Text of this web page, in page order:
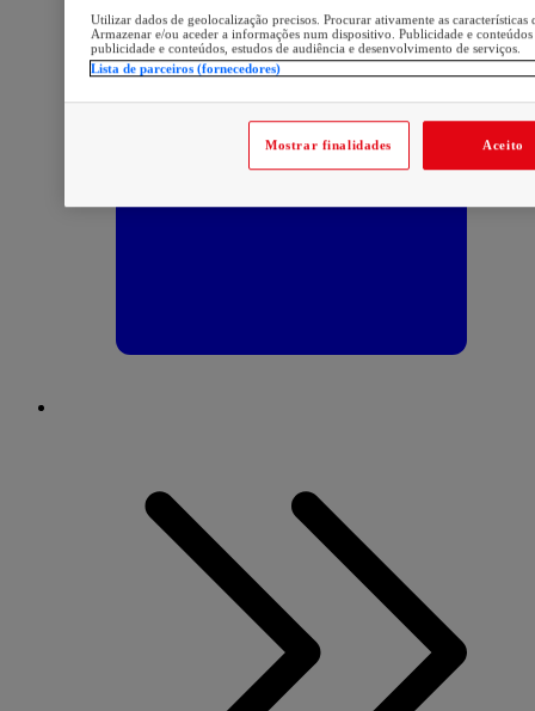
Utilizar dados de geolocalização precisos. Procurar ativamente as
Armazenar e/ou aceder a informações num dispositivo. Publicidade e
publicidade e conteúdos, estudos de audiência e desenvolvimento de serviços.
Lista de parceiros (fornecedores)
Mostrar finalidades Aceito